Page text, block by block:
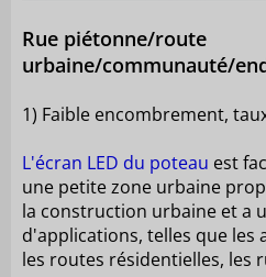
Rue piétonne/route
urbaine/communauté/
1) Faible encombrement,
L'écran LED du poteau est
une petite zone urbaine
la construction urbaine et a
d'applications, telles que
les routes résidentielles, les